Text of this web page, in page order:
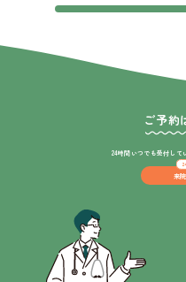
ご予約
24時間いつでも受付して
来